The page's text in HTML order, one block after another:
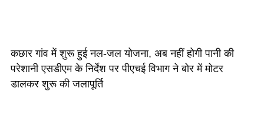
कछार गांव में शुरू हुई नल-जल योजना, अब नहीं होगी पानी की
परेशानी एसडीएम के निर्देश पर पीएचई विभाग ने बोर में मोटर
डालकर शुरू की जलापूर्ति